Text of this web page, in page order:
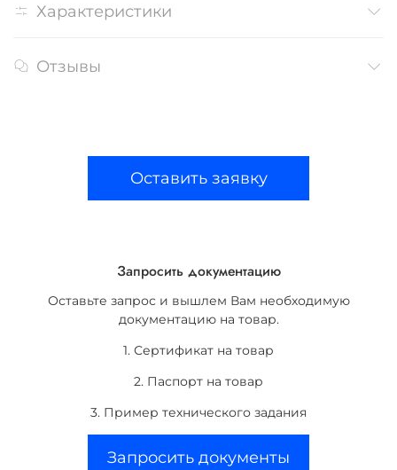
Характеристики
Отзывы
Оставить заявку
Запросить документацию
Оставьте запрос и вышлем Вам необходимую
документацию на товар.
1. Сертификат на товар
2. Паспорт на товар
3. Пример технического задания
Запросить документы